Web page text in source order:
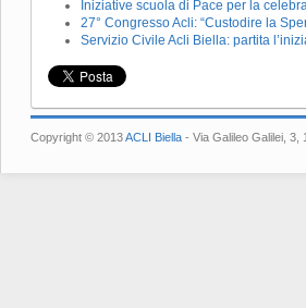
Iniziative scuola di Pace per la
27° Congresso Acli: “Custodire la
Servizio Civile Acli Biella: partita
Copyright © 2013ACLI Biella - Via Galileo Galilei, 3,